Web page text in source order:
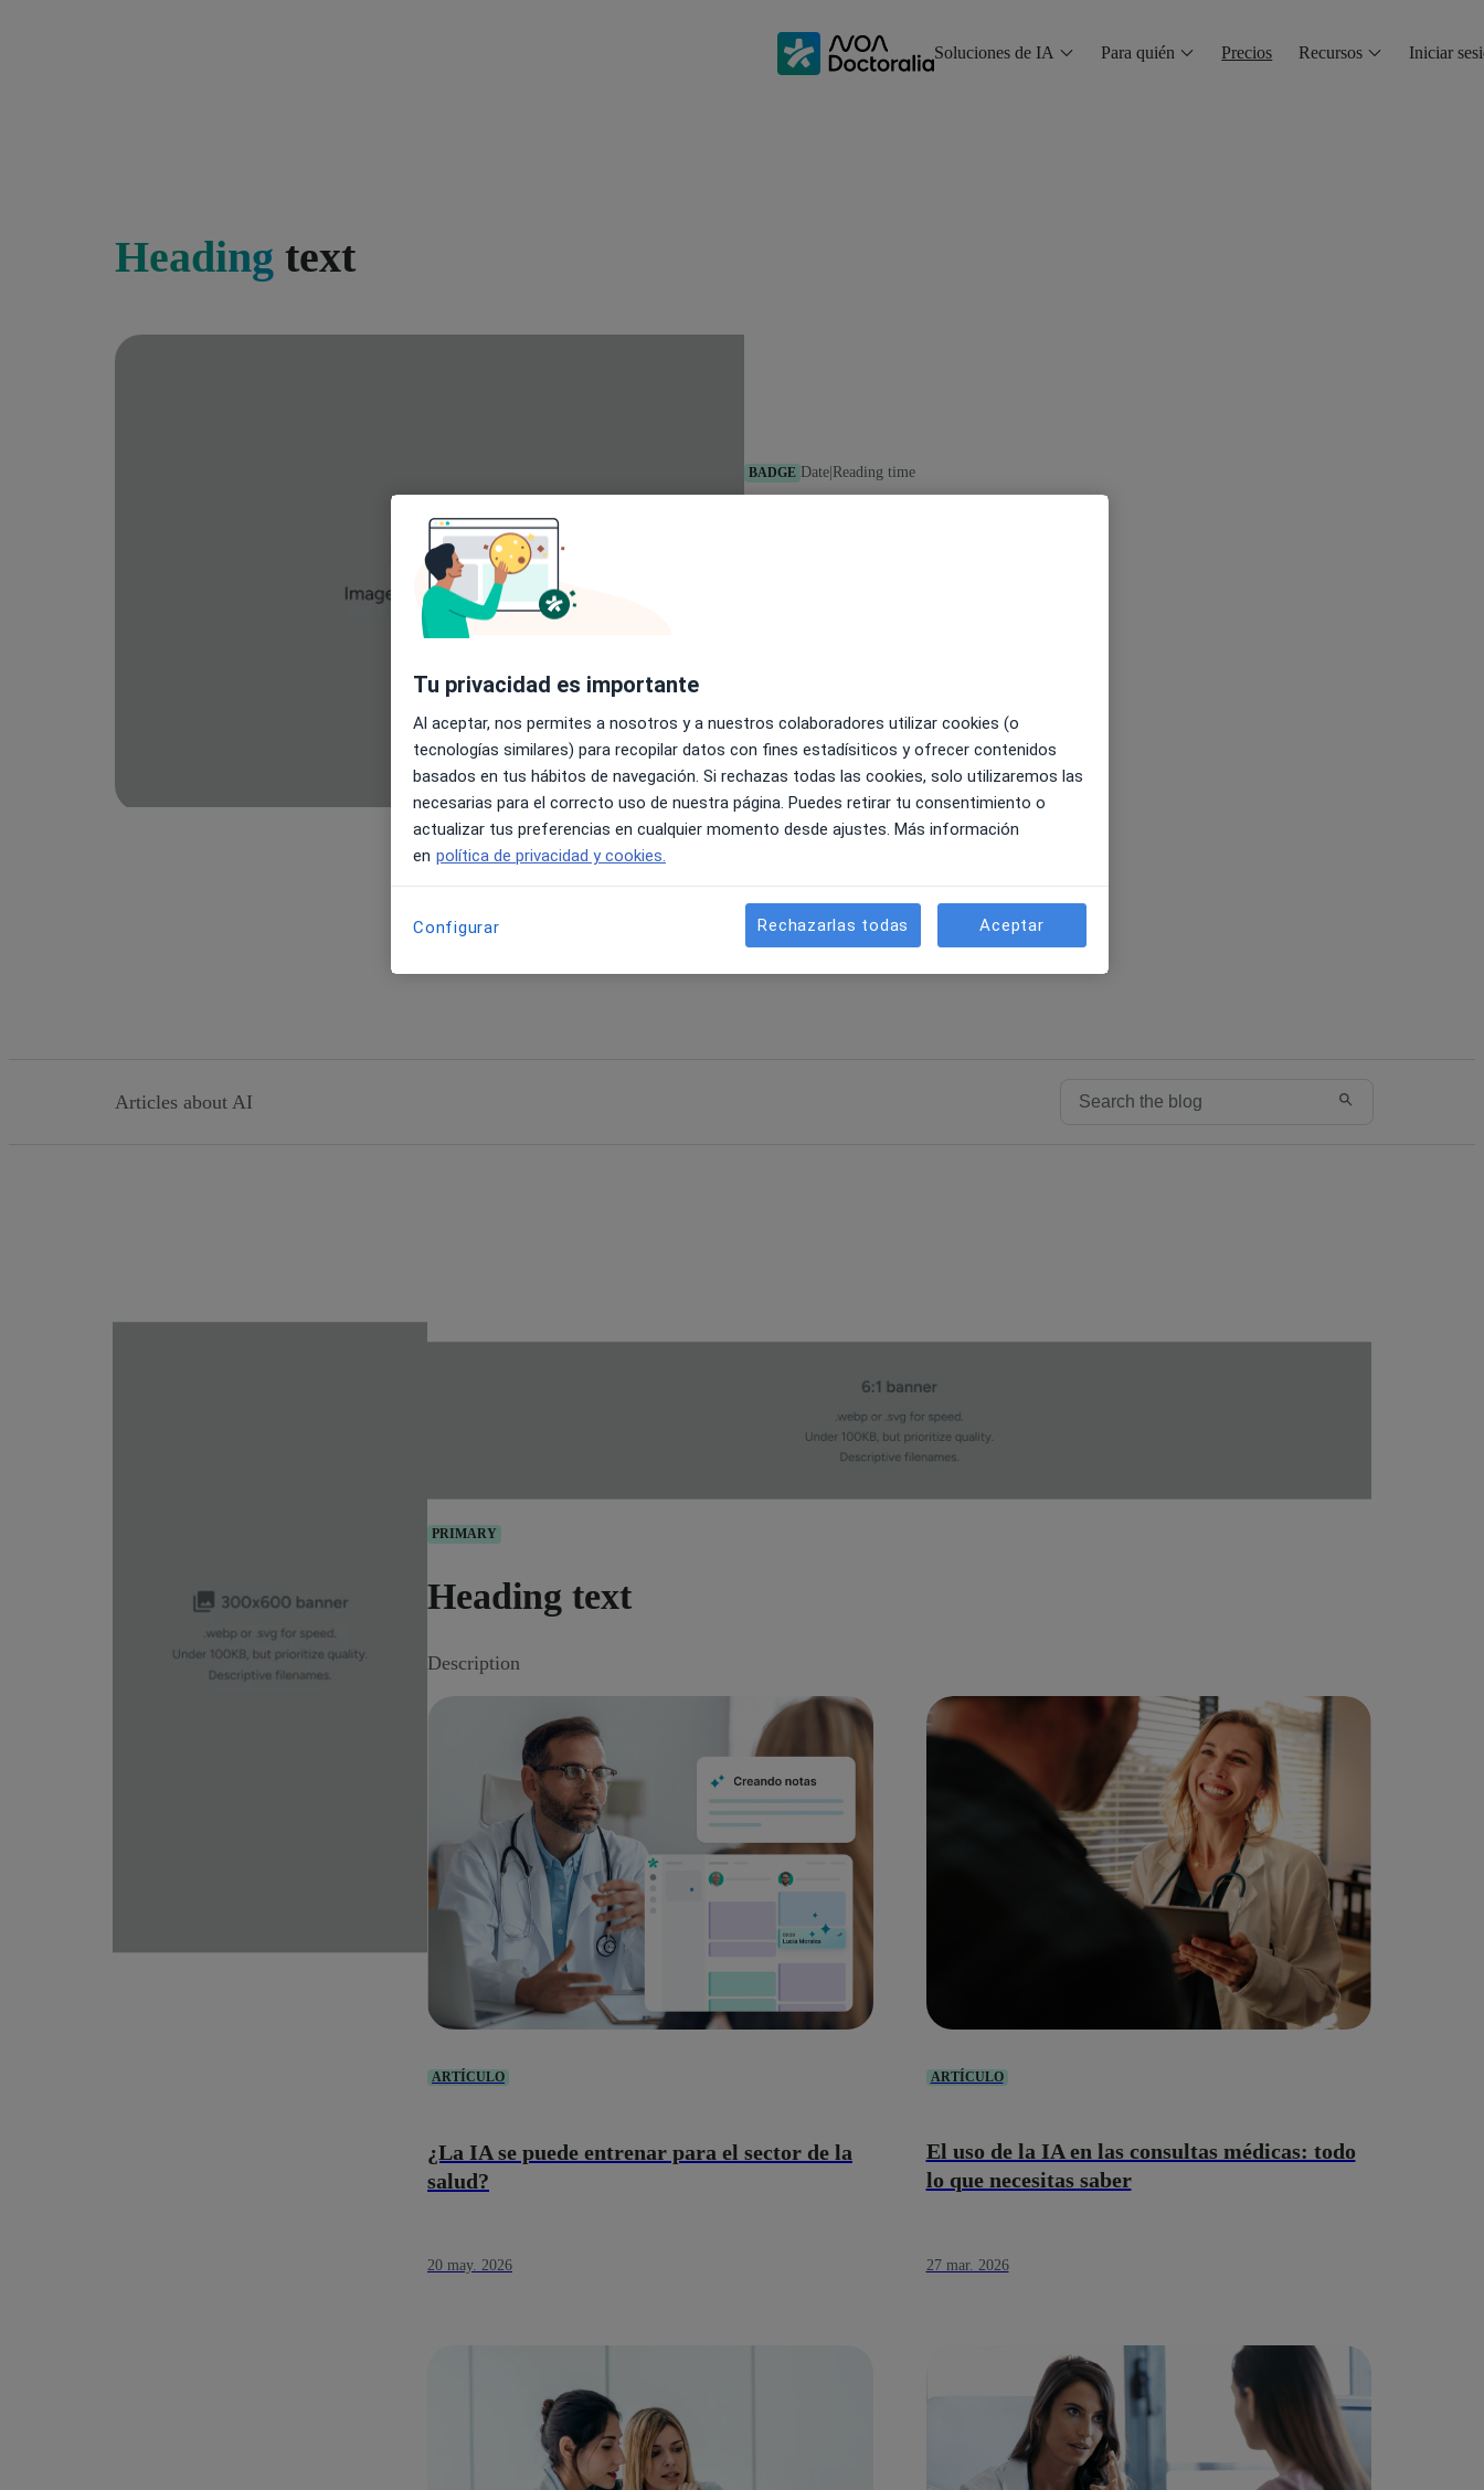
Soluciones de IA Para quién Precios Recursos Iniciar
Heading text
BADGE Date Reading time
Articles about AI
PRIMARY
Heading text
Description
ARTÍCULO
¿La IA se puede entrenar para el sector de la
salud?
20 may. 2026
ARTÍCULO
El uso de la IA en las consultas médicas: todo
lo que necesitas saber
27 mar. 2026
Tu privacidad es importante
Al aceptar, nos permites a nosotros y a nuestros colaboradores utilizar cookies (o
tecnologías similares) para recopilar datos con fines estadísiticos y ofrecer contenidos
basados en tus hábitos de navegación. Si rechazas todas las cookies, solo utilizaremos las
necesarias para el correcto uso de nuestra página. Puedes retirar tu consentimiento o
actualizar tus preferencias en cualquier momento desde ajustes. Más información
en política de privacidad y cookies.
Rechazarlas todas Aceptar
Configurar